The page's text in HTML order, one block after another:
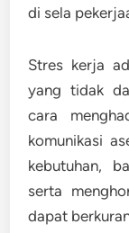
di sela
Stres kerja
yang tidak
cara
komunikasi
kebutuhan,
serta
dapat